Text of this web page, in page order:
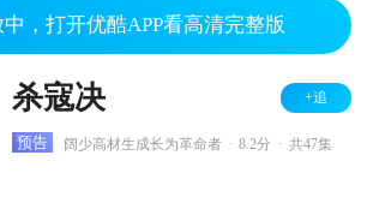
，打开优酷APP看高清完整版
杀寇决 +追
预告 阔少高材生成长为革命者 8.2分 共47集